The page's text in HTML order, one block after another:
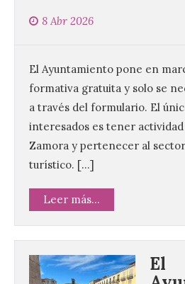
8 Abr 2026
El Ayuntamiento pone en
formativa gratuita y solo se
a través del formulario. El
interesados es tener
Zamora y pertenecer al
turístico. […]
Leer más...
El